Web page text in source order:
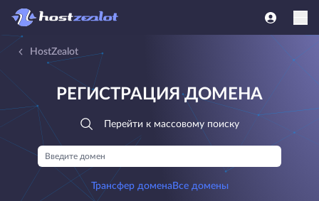
HostZealot
РЕГИСТРАЦИЯ ДОМЕНА
Перейти к массовому поиску
Трансфер домена Все домены